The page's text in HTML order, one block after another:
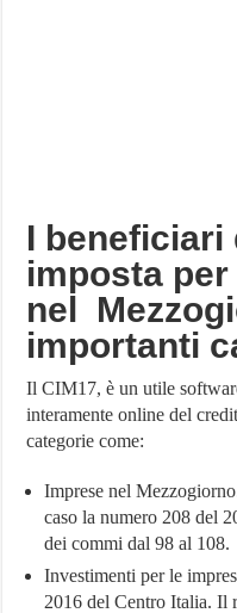
I beneficiari
imposta
nel
importanti
Il CIM17, è un utile
interamente online del
categorie come:
Imprese nel
caso la numero 208 del
dei commi dal 98 al 108.
Investimenti per le
2016 del Centro Italia. Il